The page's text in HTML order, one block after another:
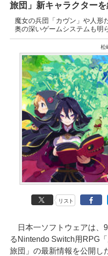
旅団」新キャラクター
魔女の兵団「カヴン」や人形
奥の深いゲームシステムも明
松
リスト
日本一ソフトウェアは、
るNintendo Switch用RPG
旅団」の最新情報を公開し